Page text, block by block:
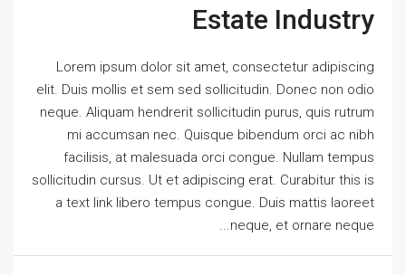
Estate Industry
Lorem ipsum dolor sit amet, consectetur adipiscing
elit. Duis mollis et sem sed sollicitudin. Donec non odio
neque. Aliquam hendrerit sollicitudin purus, quis rutrum
mi accumsan nec. Quisque bibendum orci ac nibh
facilisis, at malesuada orci congue. Nullam tempus
sollicitudin cursus. Ut et adipiscing erat. Curabitur this is
a text link libero tempus congue. Duis mattis laoreet
neque, et ornare neque...